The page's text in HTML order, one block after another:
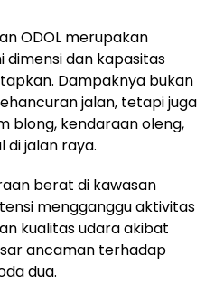
ODOL merupakan
dan kapasitas
Dampaknya bukan
jalan, tetapi juga
blong, kendaraan oleng,
di jalan raya.
berat di kawasan
mengganggu aktivitas
kualitas udara akibat
ancaman terhadap
dua.